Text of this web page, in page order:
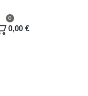
0
0,00 €